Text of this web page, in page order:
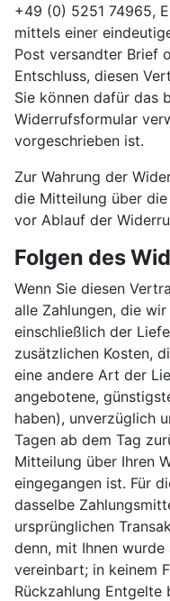
+49 (0) 5251 74965,
mittels einer
Post versandter Brief
Entschluss, diesen
Sie können dafür das
Widerrufsformular
vorgeschrieben ist.
Zur Wahrung der
die Mitteilung über
vor Ablauf der
Folgen des
Wenn Sie diesen
alle Zahlungen, die
einschließlich der
zusätzlichen Kosten,
eine andere Art der
angebotene,
haben), unverzüglich
Tagen ab dem Tag
Mitteilung über Ihren
eingegangen ist. Für
dasselbe
ursprünglichen
denn, mit Ihnen
vereinbart; in keinem
Rückzahlung Entgelte